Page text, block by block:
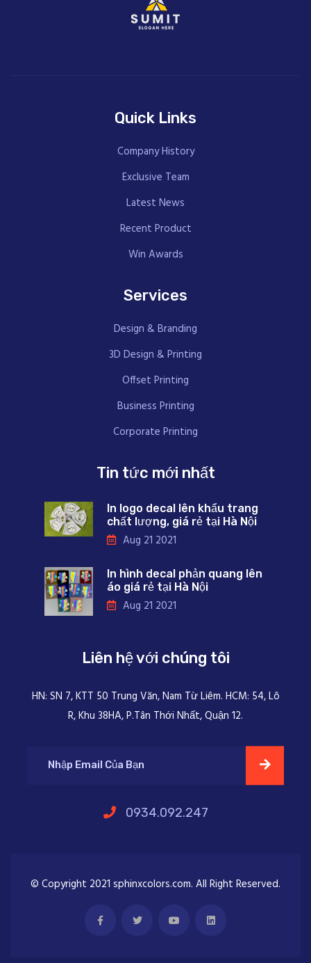
Quick Links
Company History
Exclusive Team
Latest News
Recent Product
Win Awards
Services
Design & Branding
3D Design & Printing
Offset Printing
Business Printing
Corporate Printing
Tin tức mới nhất
In logo decal lên khẩu trang
chất lượng, giá rẻ tại Hà Nội
Aug 21 2021
In hình decal phản quang lên
áo giá rẻ tại Hà Nội
Aug 21 2021
Liên hệ với chúng tôi
HN: SN 7, KTT 50 Trung Văn, Nam Từ Liêm. HCM: 54, Lô
R, Khu 38HA, P.Tân Thới Nhất, Quận 12.
0934.092.247
© Copyright 2021 sphinxcolors.com. All Right Reserved.